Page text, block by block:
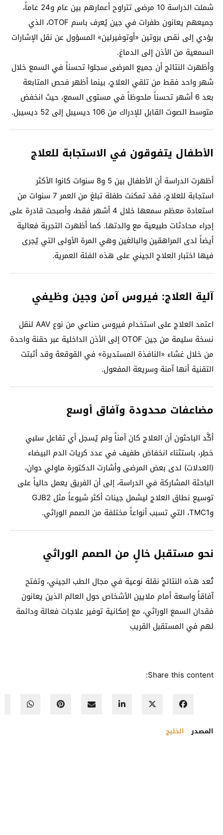
شملت الدراسة 10 مرضى تتراوح أعمارهم بين عام و24 عاماً،
جميعهم يعانون طفرات في جين يُعرف باسم OTOF، الذي
يؤدي إلى نقص بروتين «أوتوفيرلين» المسؤول عن نقل الإشارات
السمعية من الأذن إلى الدماغ.
وأظهرت النتائج أن جميع المرضى سجلوا تحسناً في السمع خلال
شهر واحد فقط من تلقي العلاج، بينما أظهر فحص المتابعة
بعد 6 أشهر تحسناً ملحوظاً في مستوى السمع، حيث انخفض
متوسط الصوت القابل للإدراك من 106 ديسيبل إلى 52 ديسيبل.
الأطفال يتفوقون في الاستجابة للعلاج
أظهرت الدراسة أن الأطفال بين 5 و8 سنوات كانوا الأكثر
استجابة للعلاج، فقد تمكنت طفلة تبلغ من العمر 7 سنوات من
استعادة معظم سمعها خلال 4 أشهر فقط، وأصبحت قادرة على
إجراء محادثات طبيعية مع والدتها. كما أظهرت التجربة فعالية
أيضاً لدى المراهقين والبالغين وهي المرة الأولى التي يُجرى
فيها اختبار العلاج الجيني على هذه الفئة العمرية.
آلية العلاج: فيروس آمن وجين وظيفي
اعتمد العلاج على استخدام فيروس صناعي من نوع AAV لنقل
نسخة سليمة من جين OTOF إلى الأذن الداخلية عبر حقنة واحدة
من خلال غشاء «النافذة المستديرة» في القوقعة وقد أثبتت
التقنية أنها آمنة وسريعة المفعول.
مضاعفات محدودة وآفاق أوسع
أكَّد الباحثون أن العلاج كان آمناً ولم يُسجل أي تفاعل سلبي
خطِر، باستثناء انخفاض طفيف في عدد كريات الدم البيضاء
(العدلات) لدى بعض المرضى وأشارت الدكتورة ماولي دوان،
الباحثة المشاركة في الدراسة، إلى أن الفريق يعمل حالياً على
توسيع نطاق العلاج ليشمل جينات أكثر شيوعاً مثل GJB2
وTMC1، التي تسبب أنواعاً مختلفة من الصمم الوراثي.
نحو مستقبل خالٍ من الصمم الوراثي
تُعد هذه النتائج نقلة نوعية في مجال الطب الجيني، وتفتح
آفاقاً واسعة أمام ملايين الأشخاص حول العالم الذين يعانون
فقدان السمع الوراثي، مع إمكانية توفير علاجات فعالة ودائمة
لهم في المستقبل القريب
Share this content:
المصدر الخليج